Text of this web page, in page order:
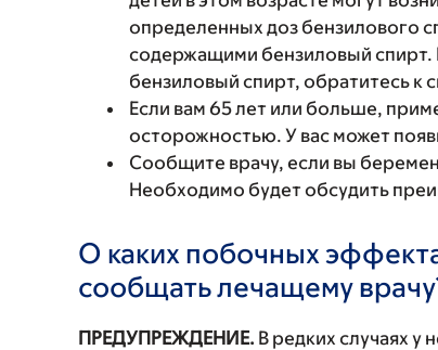
определенных доз бензилового
содержащими бензиловый спирт.
бензиловый спирт, обратитесь к
Если вам 65 лет или больше,
осторожностью. У вас может
Сообщите врачу, если вы
Необходимо будет обсудить
О каких побочных
сообщать лечащему
ПРЕДУПРЕЖДЕНИЕ. В редких случаях